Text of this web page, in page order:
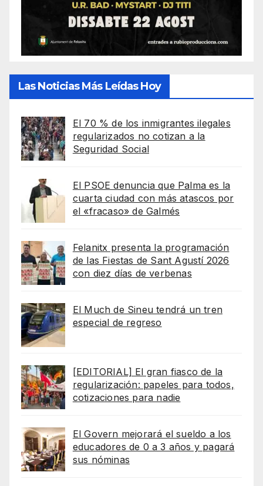
Las Noticias Más Leídas Hoy
El 70 % de los inmigrantes ilegales
regularizados no cotizan a la
Seguridad Social
El PSOE denuncia que Palma es la
cuarta ciudad con más atascos por
el «fracaso» de Galmés
Felanitx presenta la programación
de las Fiestas de Sant Agustí 2026
con diez días de verbenas
El Much de Sineu tendrá un tren
especial de regreso
[EDITORIAL] El gran fiasco de la
regularización: papeles para todos,
cotizaciones para nadie
El Govern mejorará el sueldo a los
educadores de 0 a 3 años y pagará
sus nóminas